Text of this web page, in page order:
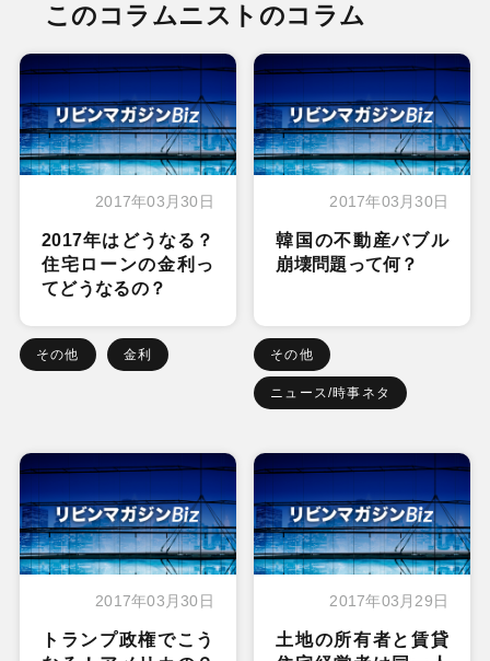
このコラムニストのコラム
2017年03月30日
2017年はどうなる？
住宅ローンの金利っ
てどうなるの？
その他 金利
2017年03月30日
韓国の不動産バブル
崩壊問題って何？
その他
ニュース/時事ネタ
2017年03月30日
トランプ政権でこう
2017年03月29日
土地の所有者と賃貸